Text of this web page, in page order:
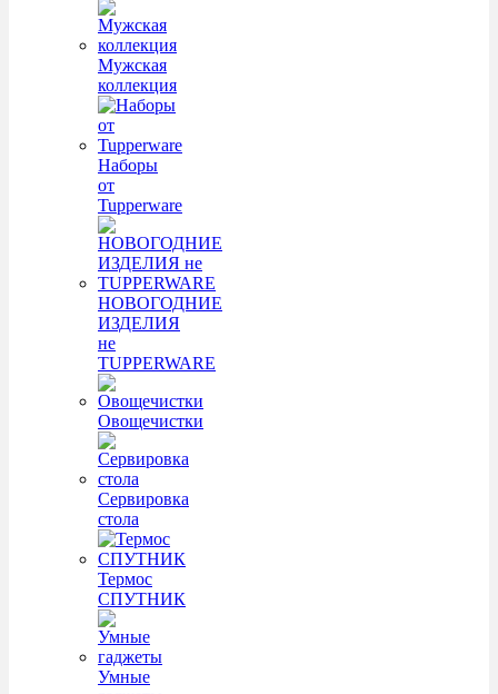
Мужская
коллекция
Наборы
от
Tupperware
НОВОГОДНИЕ
ИЗДЕЛИЯ
не
TUPPERWARE
Овощечистки
Сервировка
стола
Термос
СПУТНИК
Умные